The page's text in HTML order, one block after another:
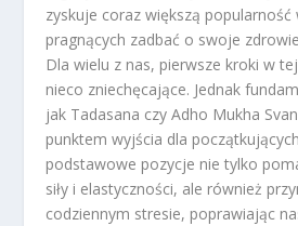
zyskuje coraz większą
pragnących zadbać o swoje
Dla wielu z nas, pierwsze kroki w
nieco zniechęcające. Jednak
jak Tadasana czy Adho Mukha
punktem wyjścia dla
podstawowe pozycje nie tylko
siły i elastyczności, ale również
codziennym stresie, poprawiając